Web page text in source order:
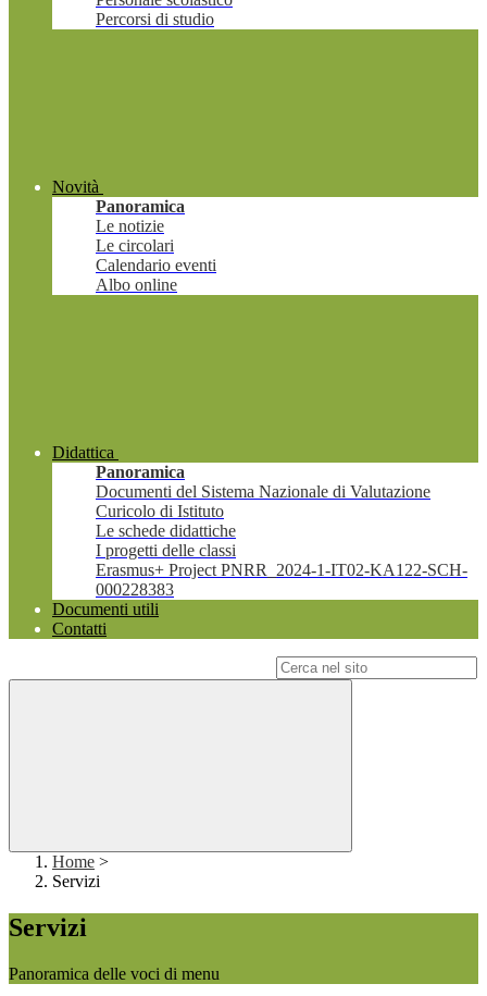
Percorsi di studio
Novità
Panoramica
Le notizie
Le circolari
Calendario eventi
Albo online
Didattica
Panoramica
Documenti del Sistema Nazionale di Valutazione
Curicolo di Istituto
Le schede didattiche
I progetti delle classi
Erasmus+ Project PNRR_2024-1-IT02-KA122-SCH-
000228383
Documenti utili
Contatti
Home >
Servizi
Servizi
Panoramica delle voci di menu